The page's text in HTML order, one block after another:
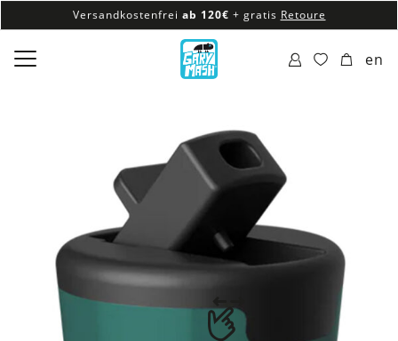
Versandkostenfrei ab 120€ + gratis Retoure
100% veganes & fair produziertes Sortiment
Versandkostenfrei ab 120€
en